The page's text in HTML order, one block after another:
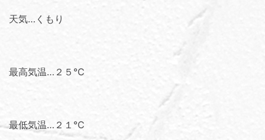
天気…くもり
最高気温…２５℃
最低気温…２１℃